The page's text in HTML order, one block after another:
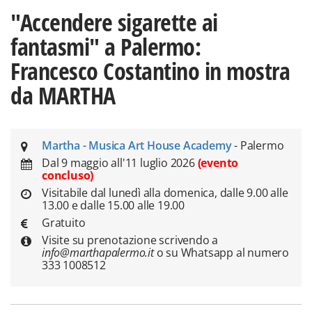
"Accendere sigarette ai
fantasmi" a Palermo:
Francesco Costantino in mostra
da MARTHA
Martha - Musica Art House Academy- Palermo
Dal 9 maggio all'11 luglio 2026(evento
concluso)
Visitabile dal lunedì alla domenica, dalle 9.00 alle
13.00 e dalle 15.00 alle 19.00
Gratuito
Visite su prenotazione scrivendo a
info@marthapalermo.ito su Whatsapp al numero
333 1008512